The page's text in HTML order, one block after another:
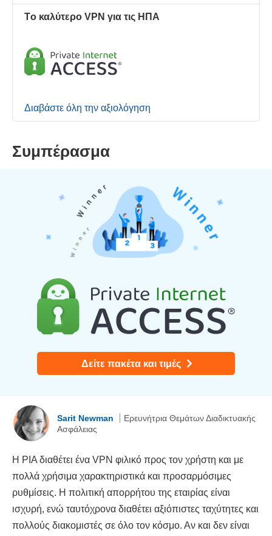
Τo καλύτερo VPN για τις ΗΠΑ
Διαβάστε όλη την αξιολόγηση
Συμπέρασμα
Δείτε πακέτα και τιμές
Sarit Newman
Ερευνήτρια Θεμάτων Διαδικτυακής
Ασφάλειας
Η PIA διαθέτει ένα VPN φιλικό προς τον χρήστη και με
πολλά χρήσιμα χαρακτηριστικά και προσαρμόσιμες
ρυθμίσεις. Η πολιτική απορρήτου της εταιρίας είναι
ισχυρή, ενώ ταυτόχρονα διαθέτει αξιόπιστες ταχύτητες και
πολλούς διακομιστές σε όλο τον κόσμο. Αν και δεν είναι